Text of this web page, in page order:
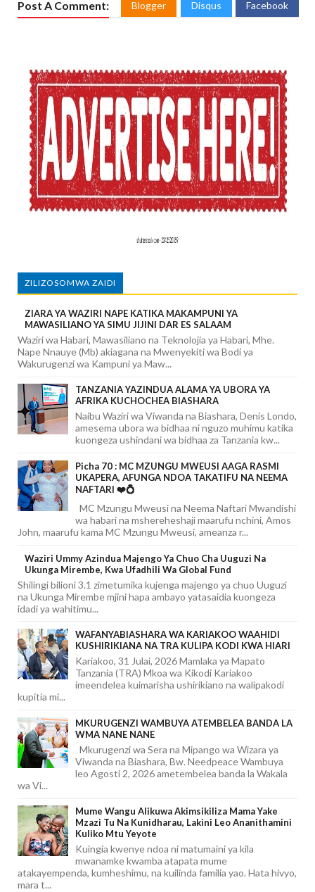
Post A Comment: Blogger Disqus Facebook
ZILIZOSOMWA ZAIDI
ZIARA YA WAZIRI NAPE KATIKA MAKAMPUNI YA
MAWASILIANO YA SIMU JIJINI DAR ES SALAAM
Waziri wa Habari, Mawasiliano na Teknolojia ya Habari, Mhe.
Nape Nnauye (Mb) akiagana na Mwenyekiti wa Bodi ya
Wakurugenzi wa Kampuni ya Maw...
TANZANIA YAZINDUA ALAMA YA UBORA YA
AFRIKA KUCHOCHEA BIASHARA
Naibu Waziri wa Viwanda na Biashara, Denis Londo,
amesema ubora wa bidhaa ni nguzo muhimu katika
kuongeza ushindani wa bidhaa za Tanzania kw...
Picha 70 : MC MZUNGU MWEUSI AAGA RASMI
UKAPERA, AFUNGA NDOA TAKATIFU NA NEEMA
NAFTARI ❤️💍
MC Mzungu Mweusi na Neema Naftari Mwandishi
wa habari na mshereheshaji maarufu nchini, Amos
John, maarufu kama MC Mzungu Mweusi, ameanza r...
Waziri Ummy Azindua Majengo Ya Chuo Cha Uuguzi Na
Ukunga Mirembe, Kwa Ufadhili Wa Global Fund
Shilingi bilioni 3.1 zimetumika kujenga majengo ya chuo Uuguzi
na Ukunga Mirembe mjini hapa ambayo yatasaidia kuongeza
idadi ya wahitimu...
WAFANYABIASHARA WA KARIAKOO WAAHIDI
KUSHIRIKIANA NA TRA KULIPA KODI KWA HIARI
Kariakoo, 31 Julai, 2026 Mamlaka ya Mapato
Tanzania (TRA) Mkoa wa Kikodi Kariakoo
imeendelea kuimarisha ushirikiano na walipakodi
kupitia mi...
MKURUGENZI WAMBUYA ATEMBELEA BANDA LA
WMA NANE NANE
Mkurugenzi wa Sera na Mipango wa Wizara ya
Viwanda na Biashara, Bw. Needpeace Wambuya
leo Agosti 2, 2026 ametembelea banda la Wakala
wa Vi...
Mume Wangu Alikuwa Akimsikiliza Mama Yake
Mzazi Tu Na Kunidharau, Lakini Leo Ananithamini
Kuliko Mtu Yeyote
Kuingia kwenye ndoa ni matumaini ya kila
mwanamke kwamba atapata mume
atakayempenda, kumheshimu, na kuilinda familia yao. Hata hivyo,
mara t...